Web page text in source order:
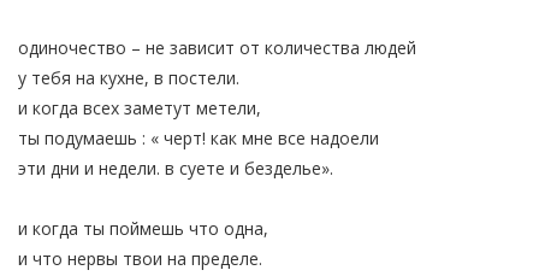
одиночество – не зависит от количества людей
у тебя на кухне, в постели.
и когда всех заметут метели,
ты подумаешь : « черт! как мне все надоели
эти дни и недели. в суете и безделье».
и когда ты поймешь что одна,
и что нервы твои на пределе.